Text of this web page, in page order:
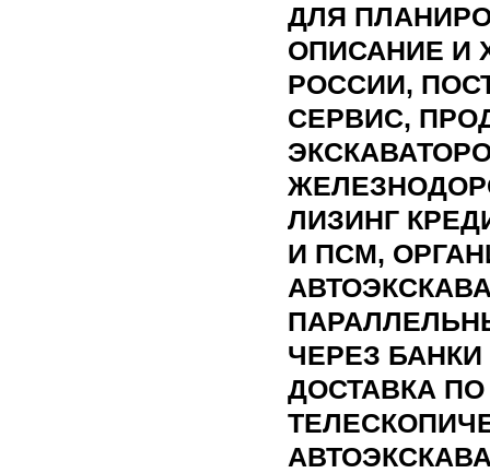
ДЛЯ
ОПИСАНИЕ И
РОССИИ,
СЕРВИС,
ЛИЗИНГ
И ПСМ,
ЧЕРЕЗ
ДОСТАВКА